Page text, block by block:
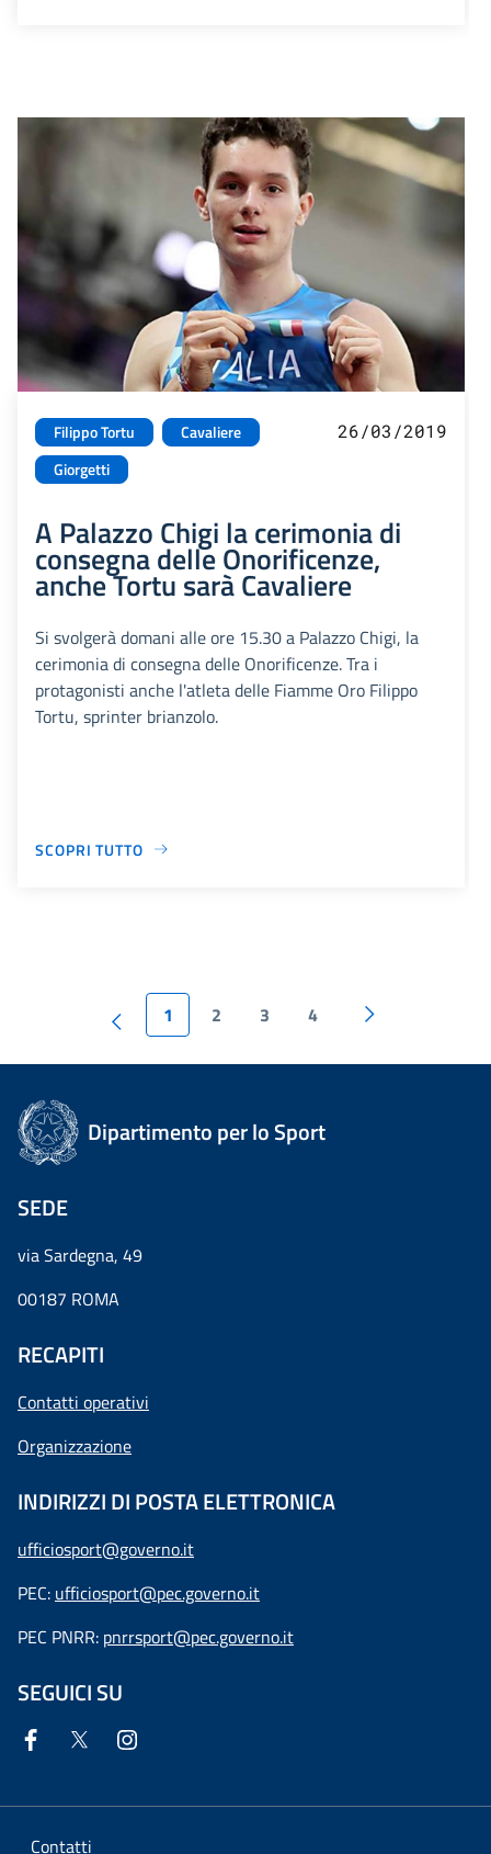
Filippo Tortu
Cavaliere
Giorgetti
26/03/2019
A Palazzo Chigi la cerimonia di
consegna delle Onorificenze,
anche Tortu sarà Cavaliere
Si svolgerà domani alle ore 15.30 a Palazzo Chigi, la
cerimonia di consegna delle Onorificenze. Tra i
protagonisti anche l'atleta delle Fiamme Oro Filippo
Tortu, sprinter brianzolo.
SCOPRI TUTTO
1 2 3 4
Dipartimento per lo Sport
SEDE
via Sardegna, 49
00187 ROMA
RECAPITI
Contatti operativi
Organizzazione
INDIRIZZI DI POSTA ELETTRONICA
ufficiosport@governo.it
PEC: ufficiosport@pec.governo.it
PEC PNRR: pnrrsport@pec.governo.it
SEGUICI SU
Contatti